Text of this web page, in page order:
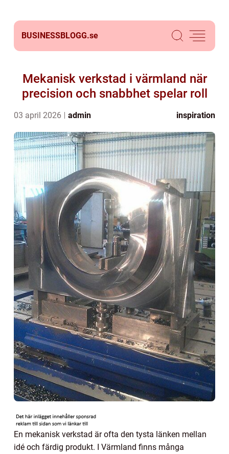
BUSINESSBLOGG.se
Mekanisk verkstad i värmland när
precision och snabbhet spelar roll
03 april 2026 admin inspiration
En mekanisk verkstad är ofta den tysta länken mellan
idé och färdig produkt. I Värmland finns många